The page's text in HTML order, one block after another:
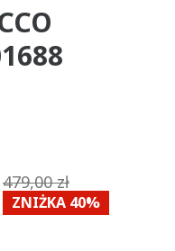
479,00 zł
ZNIŻKA 40%